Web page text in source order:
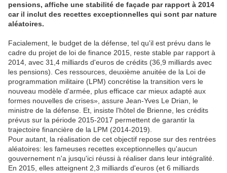
pensions, affiche une stabilité de façade par rapport à 2014
car il inclut des recettes exceptionnelles qui sont par nature
aléatoires.
Facialement, le budget de la défense, tel qu'il est prévu dans le
cadre du projet de loi de finance 2015, reste stable par rapport à
2014, avec 31,4 milliards d'euros de crédits (36,9 milliards avec
les pensions). Ces ressources, deuxième anuitée de la Loi de
programmation militaire (LPM) concrétise la transition vers le
nouveau modèle d'armée, plus efficace car mieux adapté aux
formes nouvelles de crises», assure Jean-Yves Le Drian, le
ministre de la défense. Et, insiste l'hôtel de Brienne, les crédits
prévus sur la période 2015-2017 permettent de garantir la
trajectoire financière de la LPM (2014-2019).
Pour autant, la réalisation de cet objectif repose sur des rentrées
aléatoires: les fameuses recettes exceptionnelles qu'aucun
gouvernement n'a jusqu'ici réussi à réaliser dans leur intégralité.
En 2015, elles atteignent 2,3 milliards d'euros (et 6 milliards